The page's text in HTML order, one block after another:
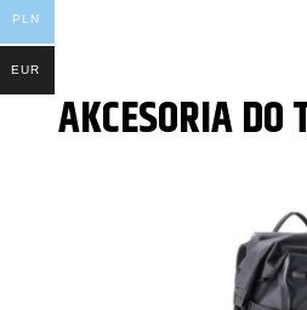
AKCESORIA DO
PLN
EUR